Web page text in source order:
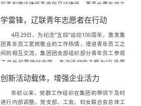
监事和康达律师事务所见证律师，董事长曹玉学主
公司《关于公司<2018年度董事会...
学雷锋，辽联青年志愿者在行动
4月29日，为纪念“五四”运动100周年，激发集
团青年员工爱岗敬业的工作热情，增进青年员工之
间的相互交流，集团团支部组织部分青年员工参观
了弓长岭雷锋纪念馆，本次活动的主题为“弘扬雷
纪念馆中，大家浏览了雷锋各个时...
创新活动载体，增强企业活力
年初以来，党群工作组织在集团的带领下及时
进行内部调整，党支部、工会、妇女联合会总体工